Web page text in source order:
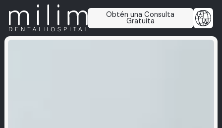
Obtén una Consulta
Gratuita